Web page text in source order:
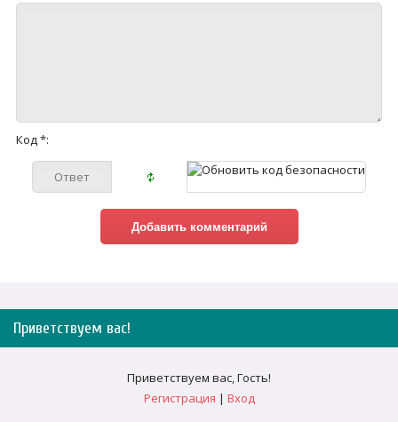
Код *:
Приветствуем вас!
Приветствуем вас,Гость!
Регистрация | Вход